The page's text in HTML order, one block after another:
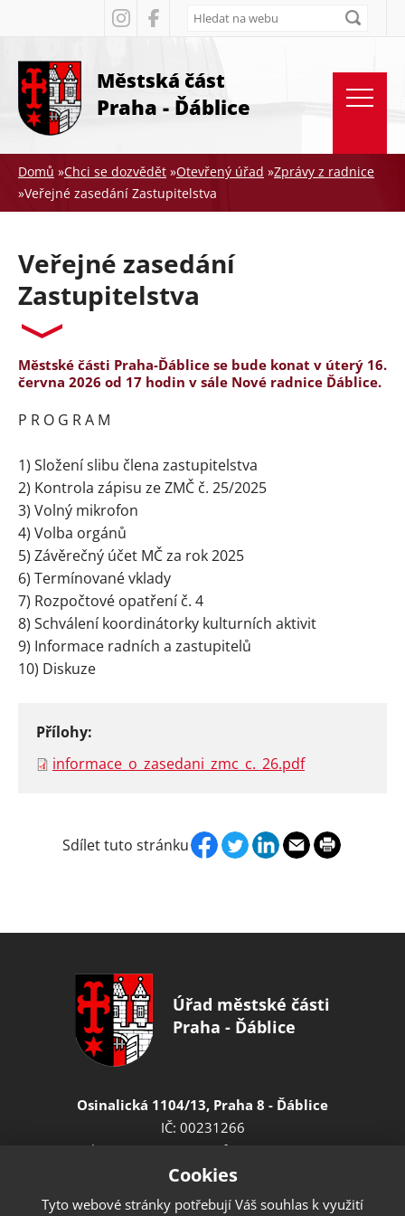
Rovnou na obsah
Rovnou na menu
Rovnou na kontakt
Facebook
Instagram
Městská část
Praha - Ďáblice
Jste
Domů »Chci se dozvědět »Otevřený úřad »Zprávy z radnice
»Veřejné zasedání Zastupitelstva
Veřejné zasedání
Zastupitelstva
Městské části Praha-Ďáblice se bude konat v úterý 16.
června 2026 od 17 hodin v sále Nové radnice Ďáblice.
P R O G R A M
1) Složení slibu člena zastupitelstva
2) Kontrola zápisu ze ZMČ č. 25/2025
3) Volný mikrofon
4) Volba orgánů
5) Závěrečný účet MČ za rok 2025
6) Termínované vklady
7) Rozpočtové opatření č. 4
8) Schválení koordinátorky kulturních aktivit
9) Informace radních a zastupitelů
10) Diskuze
Přílohy:
informace_o_zasedani_zmc_c._26.pdf
Sdílet tuto stránku
Úřad městské části
Praha - Ďáblice
Osinalická 1104/13, Praha 8 - Ďáblice
IČ: 00231266
Tel.: 283 910 723-724, fax: 283 910 721
podatelna@dablice.cz
ID datové schránky: dkvbw9b
Cookies
Tyto webové stránky potřebují Váš souhlas k využití